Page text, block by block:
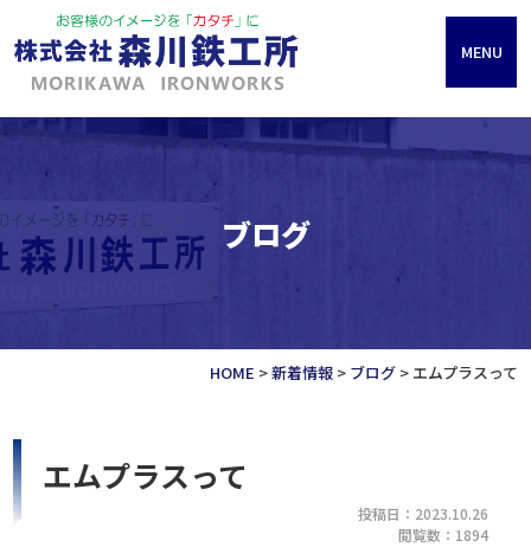
MENU
ブログ
HOME >新着情報> ブログ> エムプラスって
エムプラスって
投稿日：2023.10.26
閲覧数：1894